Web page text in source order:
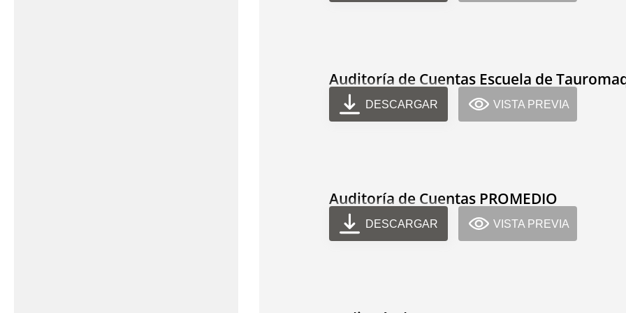
Auditoría de Cuentas Escuela de
DESCARGAR VISTA PREVIA
Auditoría de Cuentas PROMEDIO
DESCARGAR VISTA PREVIA